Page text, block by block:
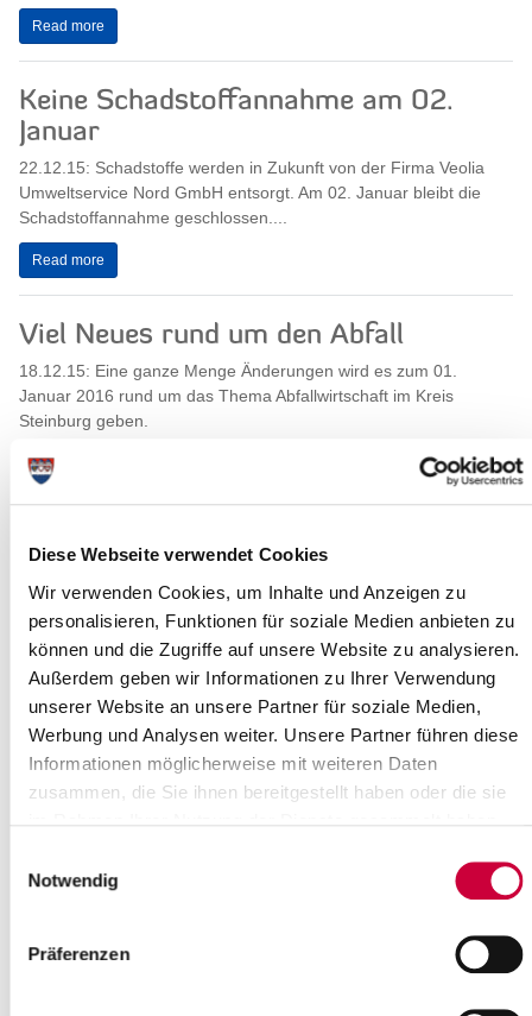
Diese Webseite verwendet Cookies
Wir verwenden Cookies, um Inhalte und Anzeigen zu
personalisieren, Funktionen für soziale Medien anbieten zu
können und die Zugriffe auf unsere Website zu analysieren.
Außerdem geben wir Informationen zu Ihrer Verwendung
unserer Website an unsere Partner für soziale Medien,
Werbung und Analysen weiter. Unsere Partner führen diese
Informationen möglicherweise mit weiteren Daten
zusammen, die Sie ihnen bereitgestellt haben oder die sie
Notwendig
Präferenzen
Read more
Keine Schadstoffannahme am 02.
Januar
22.12.15: Schadstoffe werden in Zukunft von der Firma Veolia
Umweltservice Nord GmbH entsorgt. Am 02. Januar bleibt die
Schadstoffannahme geschlossen....
Read more
Viel Neues rund um den Abfall
18.12.15: Eine ganze Menge Änderungen wird es zum 01.
Januar 2016 rund um das Thema Abfallwirtschaft im Kreis
Steinburg geben.
Die verschiedenen...
Read more
Kreises Steinburg
18.12.15: Kreispräsident und Landrat wünschen allen
SteinburgerInnen ein gesegnetes Weihnachtsfest und ein gutes
Read more
16.12.15: Die Wertstoffhöfe im Kreis Steinburg bleiben am 24.
und 31. Dezember 2015 sowie am 02. Januar 2016 geschlossen.
Read more